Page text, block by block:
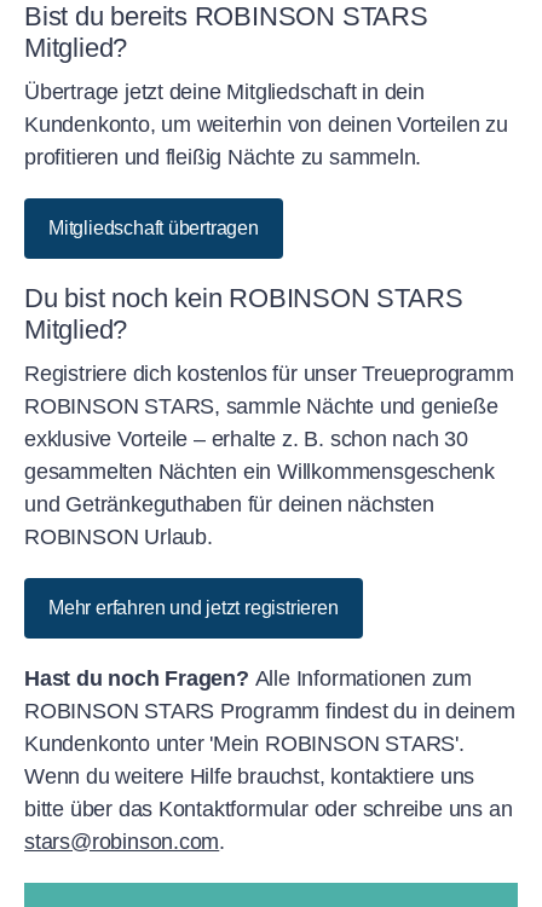
Bist du bereits ROBINSON STARS
Mitglied?
Übertrage jetzt deine Mitgliedschaft in dein
Kundenkonto, um weiterhin von deinen Vorteilen zu
profitieren und fleißig Nächte zu sammeln.
Mitgliedschaft übertragen
Du bist noch kein ROBINSON STARS
Mitglied?
Registriere dich kostenlos für unser Treueprogramm
ROBINSON STARS, sammle Nächte und genieße
exklusive Vorteile – erhalte z. B. schon nach 30
gesammelten Nächten ein Willkommensgeschenk
und Getränkeguthaben für deinen nächsten
ROBINSON Urlaub.
Mehr erfahren und jetzt registrieren
Hast du noch Fragen? Alle Informationen zum
ROBINSON STARS Programm findest du in deinem
Kundenkonto unter 'Mein ROBINSON STARS'.
Wenn du weitere Hilfe brauchst, kontaktiere uns
bitte über das Kontaktformular oder schreibe uns an
stars@robinson.com.